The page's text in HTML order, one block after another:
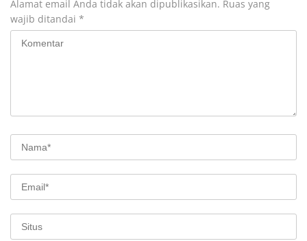
Alamat email Anda tidak akan dipublikasikan. Ruas yang
wajib ditandai *